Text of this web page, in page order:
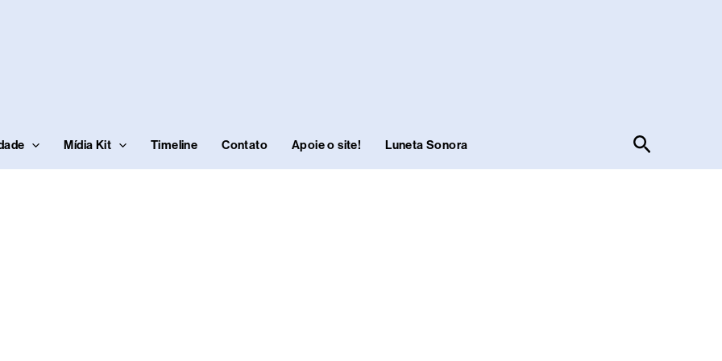
Mídia Kit Timeline Contato Apoie o site! Luneta Sonora Pesquisar